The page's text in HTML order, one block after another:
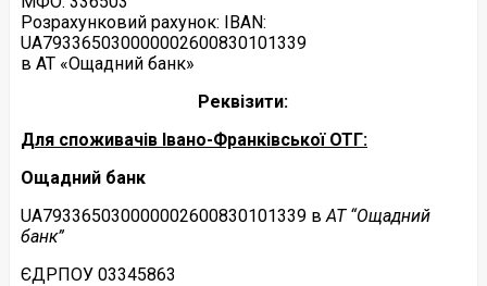
Розрахунковий рахунок: IBAN:
UA793365030000002600830101339
в АТ «Ощадний банк»
Реквізити:
Для споживачів Івано-Франківської ОТГ:
Ощадний банк
UA793365030000002600830101339 в АТ “Ощадний
банк”
ЄДРПОУ 03345863